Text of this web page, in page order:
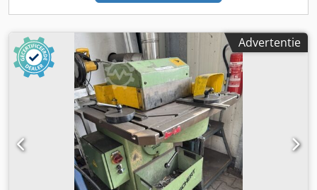
Advertentie